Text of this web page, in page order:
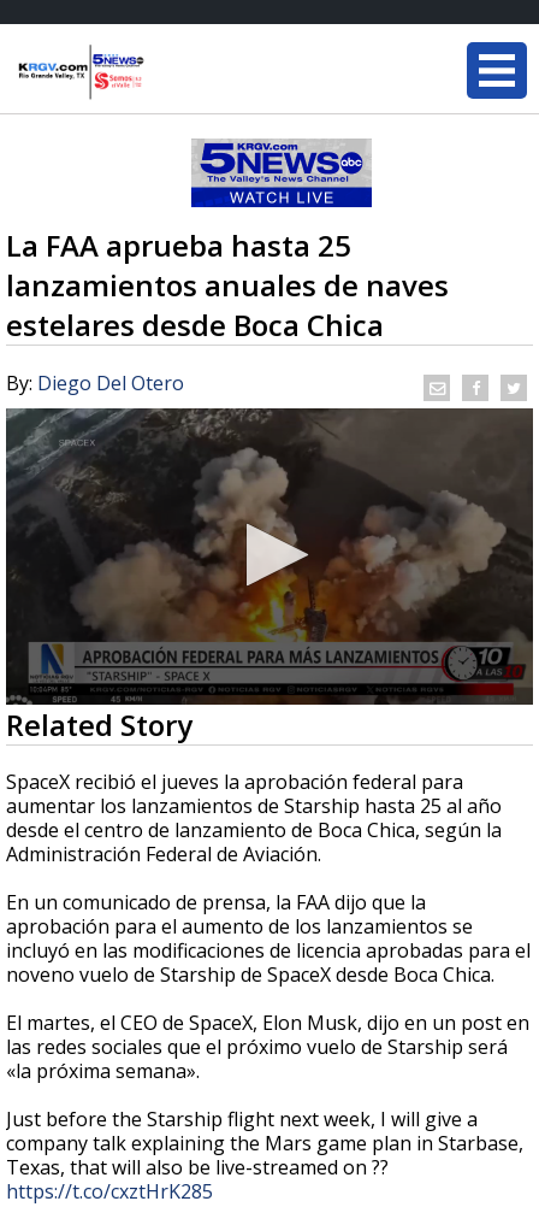
La FAA aprueba hasta 25
lanzamientos anuales de naves
estelares desde Boca Chica
By: Diego Del Otero
0
seconds
of
35
seconds
Related Story
SpaceX recibió el jueves la aprobación federal para
aumentar los lanzamientos de Starship hasta 25 al año
desde el centro de lanzamiento de Boca Chica, según la
Administración Federal de Aviación.
En un comunicado de prensa, la FAA dijo que la
aprobación para el aumento de los lanzamientos se
incluyó en las modificaciones de licencia aprobadas para el
noveno vuelo de Starship de SpaceX desde Boca Chica.
El martes, el CEO de SpaceX, Elon Musk, dijo en un post en
las redes sociales que el próximo vuelo de Starship será
«la próxima semana».
Just before the Starship flight next week, I will give a
company talk explaining the Mars game plan in Starbase,
Texas, that will also be live-streamed on ??
https://t.co/cxztHrK285